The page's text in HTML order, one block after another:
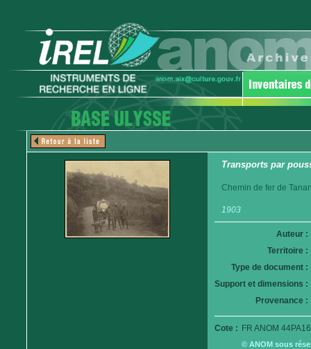
Transports par
Chemin de fer de
1903
Auteur :
Territoire :
Type de document :
Support et dimensions :
Provenance :
Cote : FR ANOM
© ANOM sous